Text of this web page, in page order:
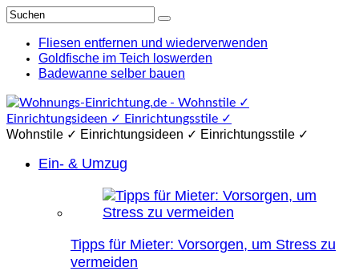
Fliesen entfernen und wiederverwenden
Goldfische im Teich loswerden
Badewanne selber bauen
Wohnstile ✓ Einrichtungsideen ✓ Einrichtungsstile ✓
Ein- & Umzug
Tipps für Mieter: Vorsorgen, um Stress zu
vermeiden